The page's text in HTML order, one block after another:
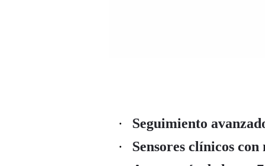
Seguimiento
Sensores clínicos